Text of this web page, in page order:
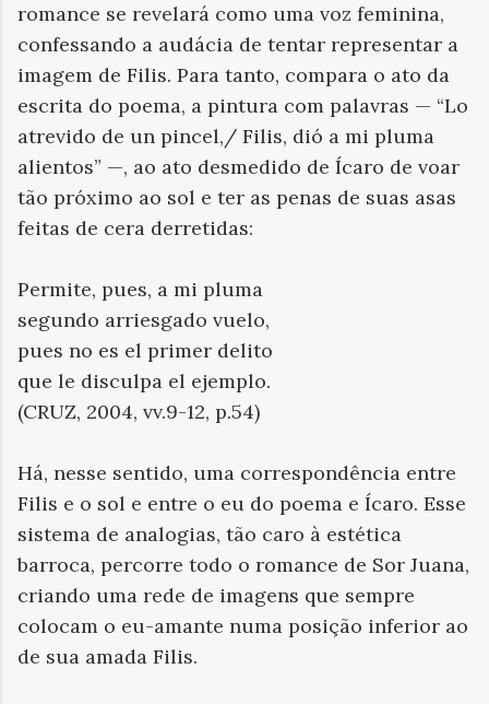
romance se revelará como uma voz feminina,
confessando a audácia de tentar representar a
imagem de Filis. Para tanto, compara o ato da
escrita do poema, a pintura com palavras — “Lo
atrevido de un pincel,/ Filis, dió a mi pluma
alientos” —, ao ato desmedido de Ícaro de voar
tão próximo ao sol e ter as penas de suas asas
feitas de cera derretidas:
Permite, pues, a mi pluma
segundo arriesgado vuelo,
pues no es el primer delito
que le disculpa el ejemplo.
(CRUZ, 2004, vv.9-12, p.54)
Há, nesse sentido, uma correspondência entre
Filis e o sol e entre o eu do poema e Ícaro. Esse
sistema de analogias, tão caro à estética
barroca, percorre todo o romance de Sor Juana,
criando uma rede de imagens que sempre
colocam o eu-amante numa posição inferior ao
de sua amada Filis.